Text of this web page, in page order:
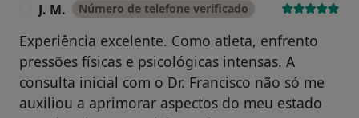
J. M. Número de telefone verificado
Experiência excelente. Como atleta, enfrento
pressões físicas e psicológicas intensas. A
consulta inicial com o Dr. Francisco não só me
auxiliou a aprimorar aspectos do meu estado